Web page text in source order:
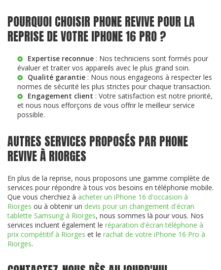
POURQUOI CHOISIR PHONE REVIVE POUR LA
REPRISE DE VOTRE IPHONE 16 PRO ?
Expertise reconnue : Nos techniciens sont formés pour
évaluer et traiter vos appareils avec le plus grand soin.
Qualité garantie : Nous nous engageons à respecter les
normes de sécurité les plus strictes pour chaque transaction.
Engagement client : Votre satisfaction est notre priorité,
et nous nous efforçons de vous offrir le meilleur service
possible.
AUTRES SERVICES PROPOSÉS PAR PHONE
REVIVE À RIORGES
En plus de la reprise, nous proposons une gamme complète de
services pour répondre à tous vos besoins en téléphonie mobile.
Que vous cherchiez à acheter un iPhone 16 d'occasion à
Riorges ou à obtenir un devis pour un changement d'écran
tablette Samsung à Riorges, nous sommes là pour vous. Nos
services incluent également le réparation d'écran téléphone à
prix compétitif à Riorges et le rachat de votre iPhone 16 Pro à
Riorges.